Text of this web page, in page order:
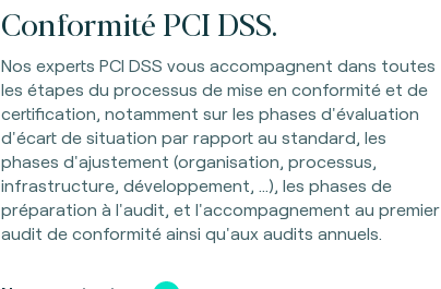
Conformité PCI DSS.
Nos experts PCI DSS vous accompagnent dans toutes
les étapes du processus de mise en conformité et de
certification, notamment sur les phases d'évaluation
d'écart de situation par rapport au standard, les
phases d'ajustement (organisation, processus,
infrastructure, développement, …), les phases de
préparation à l'audit, et l'accompagnement au premier
audit de conformité ainsi qu'aux audits annuels.